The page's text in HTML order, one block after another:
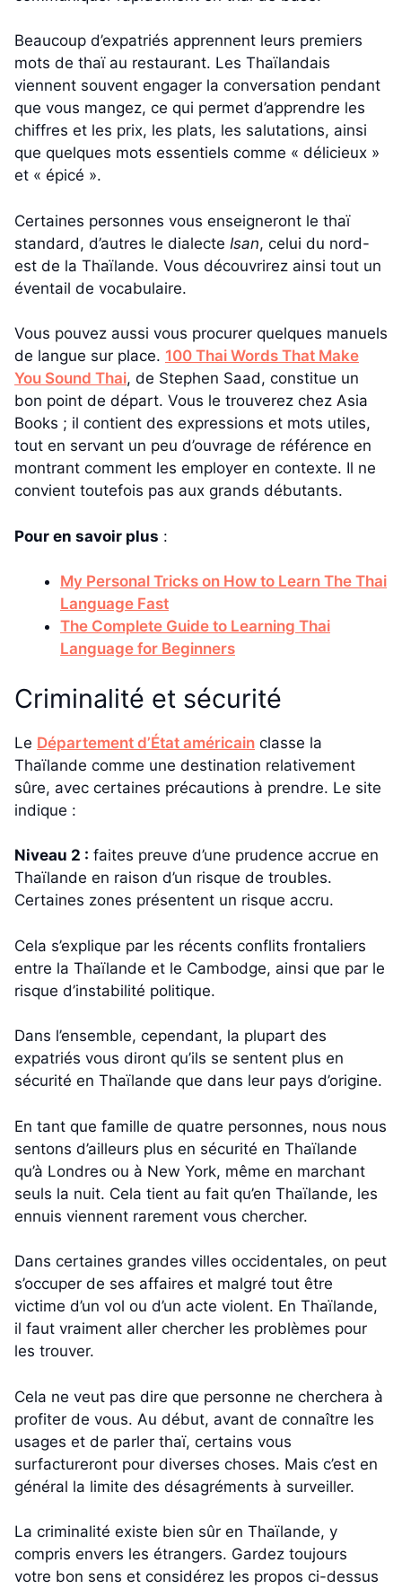
Beaucoup d’expatriés apprennent leurs premiers
mots de thaï au restaurant. Les Thaïlandais
viennent souvent engager la conversation pendant
que vous mangez, ce qui permet d’apprendre les
chiffres et les prix, les plats, les salutations, ainsi
que quelques mots essentiels comme « délicieux »
et « épicé ».
Certaines personnes vous enseigneront le thaï
standard, d’autres le dialecte Isan, celui du nord-
est de la Thaïlande. Vous découvrirez ainsi tout un
éventail de vocabulaire.
Vous pouvez aussi vous procurer quelques manuels
de langue sur place. 100 Thai Words That Make
You Sound Thai, de Stephen Saad, constitue un
bon point de départ. Vous le trouverez chez Asia
Books ; il contient des expressions et mots utiles,
tout en servant un peu d’ouvrage de référence en
montrant comment les employer en contexte. Il ne
convient toutefois pas aux grands débutants.
Pour en savoir plus :
My Personal Tricks on How to Learn The Thai
Language Fast
The Complete Guide to Learning Thai
Language for Beginners
Criminalité et sécurité
Le Département d’État américain classe la
Thaïlande comme une destination relativement
sûre, avec certaines précautions à prendre. Le site
indique :
Niveau 2 : faites preuve d’une prudence accrue en
Thaïlande en raison d’un risque de troubles.
Certaines zones présentent un risque accru.
Cela s’explique par les récents conflits frontaliers
entre la Thaïlande et le Cambodge, ainsi que par le
risque d’instabilité politique.
Dans l’ensemble, cependant, la plupart des
expatriés vous diront qu’ils se sentent plus en
sécurité en Thaïlande que dans leur pays d’origine.
En tant que famille de quatre personnes, nous nous
sentons d’ailleurs plus en sécurité en Thaïlande
qu’à Londres ou à New York, même en marchant
seuls la nuit. Cela tient au fait qu’en Thaïlande, les
ennuis viennent rarement vous chercher.
Dans certaines grandes villes occidentales, on peut
s’occuper de ses affaires et malgré tout être
victime d’un vol ou d’un acte violent. En Thaïlande,
il faut vraiment aller chercher les problèmes pour
les trouver.
Cela ne veut pas dire que personne ne cherchera à
profiter de vous. Au début, avant de connaître les
usages et de parler thaï, certains vous
surfactureront pour diverses choses. Mais c’est en
général la limite des désagréments à surveiller.
La criminalité existe bien sûr en Thaïlande, y
compris envers les étrangers. Gardez toujours
votre bon sens et considérez les propos ci-dessus